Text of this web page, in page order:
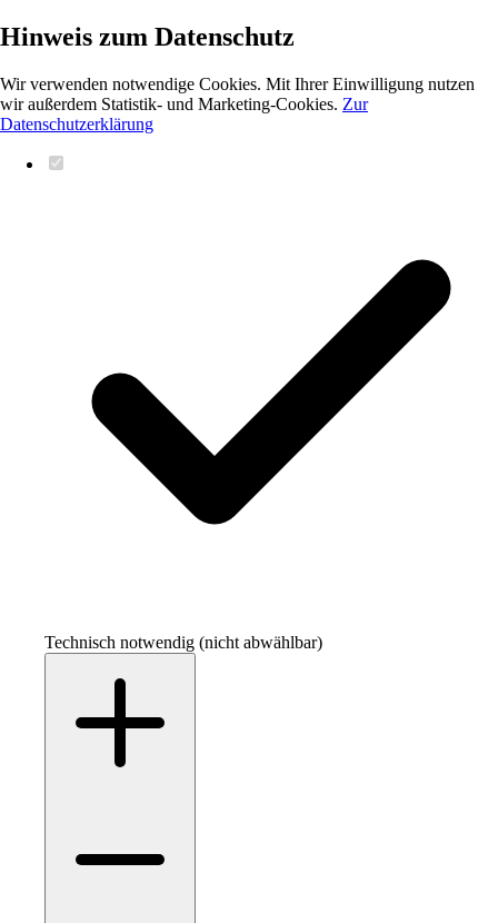
Hinweis zum Datenschutz
Wir verwenden notwendige Cookies. Mit Ihrer Einwilligung nutzen
wir außerdem Statistik- und Marketing-Cookies. Zur
Datenschutzerklärung
Technisch notwendig (nicht abwählbar)